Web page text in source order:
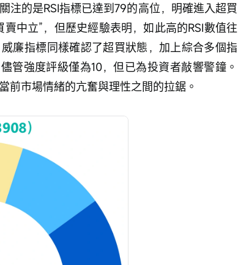
注的是RSI指標已達到79的高位，明確進入超買
中立”，但歷史經驗表明，如此高的RSI數值往
廉指標同樣確認了超買狀態，加上綜合多個指
管強度評級僅為10，但已為投資者敲響警鐘。
前市場情緒的亢奮與理性之間的拉鋸。